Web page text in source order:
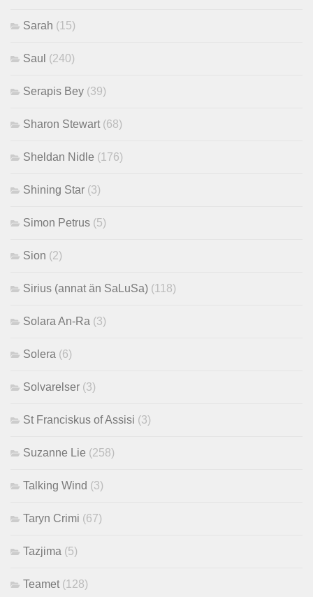
Sarah (15)
Saul (240)
Serapis Bey (39)
Sharon Stewart(68)
Sheldan Nidle (176)
Shining Star (3)
Simon Petrus (5)
Sion (2)
Sirius (annat än SaLuSa) (118)
Solara An-Ra (3)
Solera (6)
Solvarelser (3)
St Franciskus of Assisi (3)
Suzanne Lie (258)
Talking Wind (3)
Taryn Crimi (67)
Tazjima (5)
Teamet(128)